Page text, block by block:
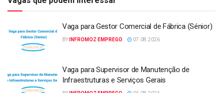
Vaga para Gestor Comercial de Fábrica (Sénior)
BY INFROMOZ EMPREGO 07.08.2026
Vaga para Supervisor de Manutenção de
Infraestruturas e Serviços Gerais